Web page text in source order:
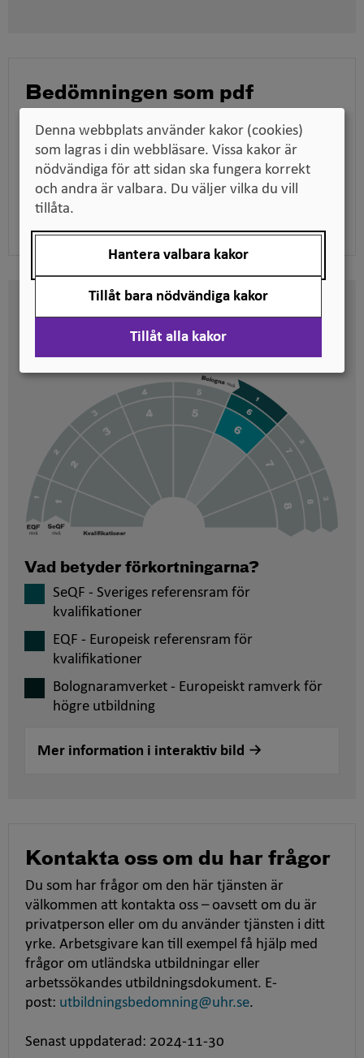
Bedömningen som pdf
Ladda ner bedömningen för att till exempel kunna
skicka den till en arbetsgivare när du söker jobb,
tillsammans med dina utbildningsdokument.
Ladda ner pdf
Här kan du se på vilken nivå
svenska kvalifikationer är
placerade
Vad betyder förkortningarna?
SeQF - Sveriges referensram för
kvalifikationer
EQF - Europeisk referensram för
kvalifikationer
Bolognaramverket - Europeiskt ramverk för
högre utbildning
Mer information i interaktiv bild
Kontakta oss om du har frågor
Du som har frågor om den här tjänsten är
välkommen att kontakta oss – oavsett om du är
privatperson eller om du använder tjänsten i ditt
yrke. Arbetsgivare kan till exempel få hjälp med
frågor om utländska utbildningar eller
arbetssökandes utbildningsdokument. E-
post: utbildningsbedomning@uhr.se.
Senast uppdaterad: 2024-11-30
Denna webbplats använder kakor (cookies)
som lagras i din webbläsare. Vissa kakor är
nödvändiga för att sidan ska fungera korrekt
och andra är valbara. Du väljer vilka du vill
tillåta.
Hantera valbara kakor
Tillåt bara nödvändiga kakor
Tillåt alla kakor